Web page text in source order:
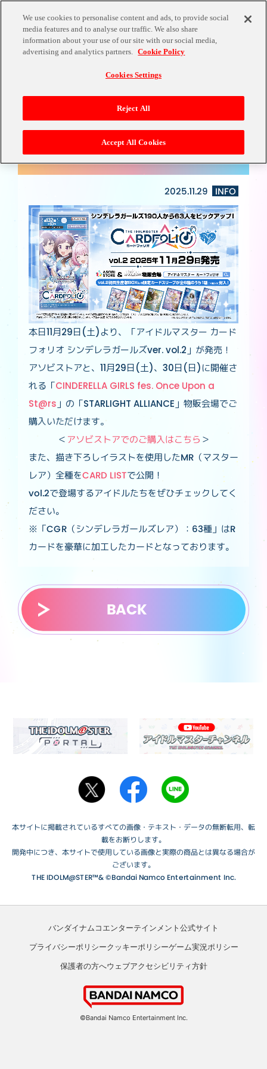
NEWS
【11/29(土)発売】シンデレラガールズver. vol.2 本
日発売！
2025.11.29 INFO
本日11月29日(土)より、「アイドルマスター カード
フォリオ シンデレラガールズver. vol.2」が発売！
アソビストアと、11月29日(土)、30日(日)に開催さ
れる「CINDERELLA GIRLS fes. Once Upon a
St@rs」の「STARLIGHT ALLIANCE」物販会場でご
購入いただけます。
＜ アソビストアでのご購入はこちら ＞
また、描き下ろしイラストを使用したMR（マスター
レア）全種をCARD LISTで公開！
vol.2で登場するアイドルたちをぜひチェックしてく
ださい。
※「CGR（シンデレラガールズレア）：63種」はR
カードを豪華に加工したカードとなっております。
BACK
本サイトに掲載されているすべての画像・テキスト・データの無断転用、転
載をお断りします。
開発中につき、本サイトで使用している画像と実際の商品とは異なる場合が
ございます。
THE IDOLM@STER™& ©Bandai Namco Entertainment Inc.
バンダイナムコエンターテインメント公式サイト
プライバシーポリシークッキーポリシーゲーム実況ポリシー
保護者の方へウェブアクセシビリティ方針
©Bandai Namco Entertainment Inc.
We use cookies to personalise content and ads, to provide social
media features and to analyse our traffic. We also share
information about your use of our site with our social media,
advertising and analytics partners. Cookie Policy
Cookies Settings
Reject All
Accept All Cookies